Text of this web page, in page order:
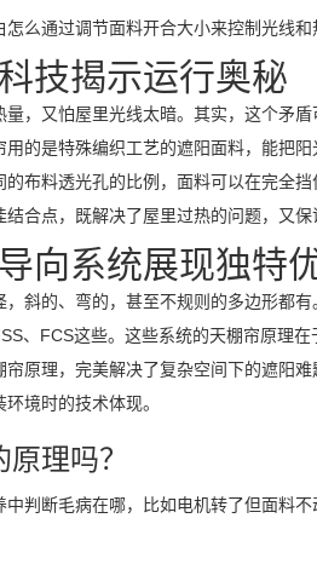
么通过调节面料开合大小来控制光线
技揭示运行奥秘
，又怕屋里光线太暗。其实，这个矛
的是特殊编织工艺的遮阳面料，能把
布料透光孔的比例，面料可以在完全
合点，既解决了屋里过热的问题，又
向系统展现独特
斜的、弯的，甚至不规则的多边形都
、FCS这些。这些系统的天棚帘原理
原理，完美解决了复杂空间下的遮阳
境时的技术体现。
理吗？
判断毛病在哪，比如电机转了但面料